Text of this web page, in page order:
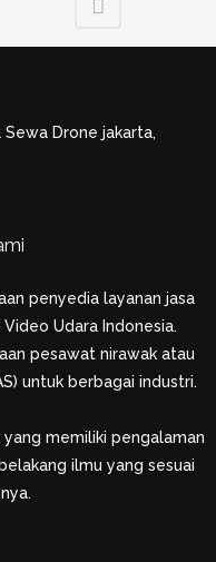
Drone jakarta,
penyedia layanan jasa
Udara Indonesia.
pesawat nirawak atau
untuk berbagai industri.
memiliki pengalaman
ilmu yang sesuai